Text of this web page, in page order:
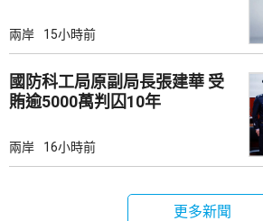
兩岸 15小時前
國防科工局原副局長張建華 受
賄逾5000萬判囚10年
兩岸 16小時前
更多新聞